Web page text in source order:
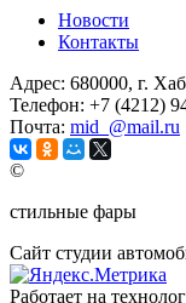
Новости
Контакты
Адрес: 680000, г.
Телефон: +7 (4212)
Почта: mid_@mail.ru
©
стильные фары
Сайт студии
Работает на